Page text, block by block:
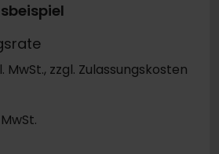
MwSt., zzgl. Zulassungskosten